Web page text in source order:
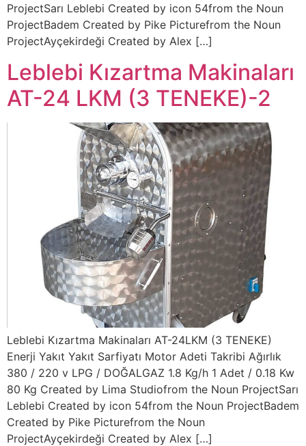
ProjectSarı Leblebi Created by icon 54from the Noun
ProjectBadem Created by Pike Picturefrom the Noun
ProjectAyçekirdeği Created by Alex […]
Leblebi Kızartma Makinaları
AT-24 LKM (3 TENEKE)-2
Leblebi Kızartma Makinaları AT-24LKM (3 TENEKE)
Enerji Yakıt Yakıt Sarfiyatı Motor Adeti Takribi Ağırlık
380 / 220 v LPG / DOĞALGAZ 1.8 Kg/h 1 Adet / 0.18 Kw
80 Kg Created by Lima Studiofrom the Noun ProjectSarı
Leblebi Created by icon 54from the Noun ProjectBadem
Created by Pike Picturefrom the Noun
ProjectAyçekirdeği Created by Alex […]